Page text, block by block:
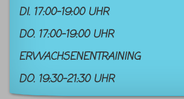
DI. 17:00-19:00 UHR
DO. 17:00-19:00 UHR
ERWACHSENENTRAINING
DO. 19:30-21:30 UHR